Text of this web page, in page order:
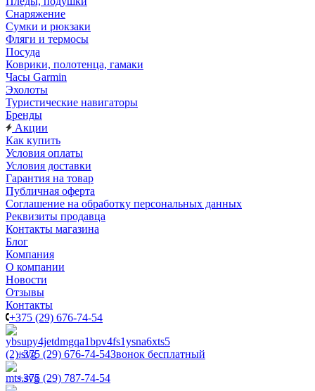
Снаряжение
Сумки и рюкзаки
Фляги и термосы
Посуда
Коврики, полотенца, гамаки
Часы Garmin
Эхолоты
Туристические навигаторы
Бренды
Акции
Как купить
Условия оплаты
Условия доставки
Гарантия на товар
Публичная оферта
Соглашение на обработку персональных данных
Реквизиты продавца
Контакты магазина
Блог
Компания
О компании
Новости
Отзывы
Контакты
+375 (29) 676-74-54
+375 (29) 676-74-54Звонок бесплатный
+375 (29) 787-74-54